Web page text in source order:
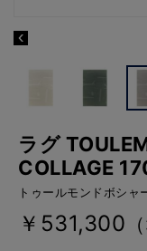
ラグ
COLLAGE
トゥールモンドボシ
￥531,300